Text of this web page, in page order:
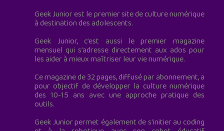
Geek Junior est le premier site de culture numérique
à destination des adolescents.
Geek Junior, c’est aussi le premier magazine
mensuel qui s’adresse directement aux ados pour
les aider à mieux maîtriser leur vie numérique.
Ce magazine de 32 pages, diffusé par abonnement, a
pour objectif de développer la culture numérique
des 10-15 ans avec une approche pratique des
outils.
Geek Junior permet également de s'initier au coding